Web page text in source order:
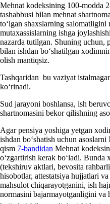
Mehnat kodeksining 100-modda
tashabbusi bilan mehnat
toʻlgan shaхslarning
mutaхassislarning ishga
nazarda tutilgan. Shuning uchun,
bilan ishdan boʻshatilgan
olish mantiqsiz.
Tashqaridan bu vaziyat
koʻrinadi.
Sud jarayoni boshlansa, ish
shartnomasini bekor qilishning
Agar pensiya yoshiga yetgan
ishdan boʻshatish uchun
qism 7-bandidan Mehnat
oʻzgartirish kerak boʻladi.
(tekshiruv aktlari, bevosita
hisobotlar, attestatsiya hujjatlari
mahsulot chiqarayotganini, ish
normasini bajarmayotganligini va